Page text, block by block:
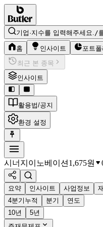
기업·지수를 입력해주세요./
홈 인사이트 포트
최근 본 종목
인사이트
활용법/공지
환경 설정
시너지이노베이션 1,675원
요약 인사이트 사업정보
4분기누적
분기
연도
10년
5년